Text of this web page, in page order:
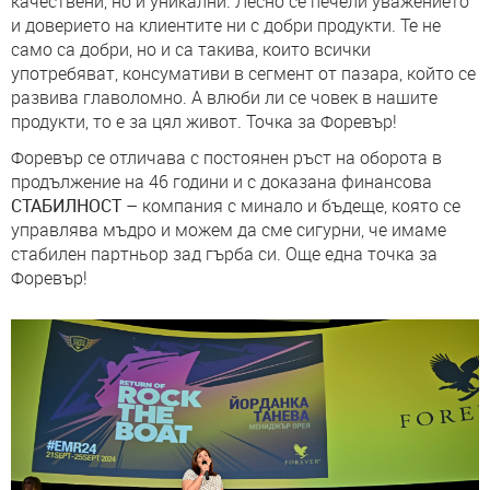
и доверието на клиентите ни с добри продукти. Те не
само са добри, но и са такива, които всички
употребяват, консумативи в сегмент от пазара, който се
развива главоломно. А влюби ли се човек в нашите
продукти, то е за цял живот. Точка за Форевър!
Форевър се отличава с постоянен ръст на оборота в
продължение на 46 години и с доказана финансова
СТАБИЛНОСТ– компания с минало и бъдеще, която се
управлява мъдро и можем да сме сигурни, че имаме
стабилен партньор зад гърба си. Още една точка за
Форевър!